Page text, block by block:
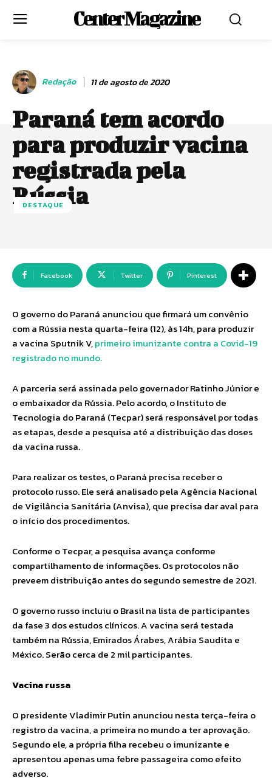
Center Magazine
Redação 11 de agosto de 2020
Paraná tem acordo
para produzir vacina
registrada pela
Rússia
DESTAQUE
Facebook Twitter Pinterest
O governo do Paraná anunciou que firmará um convênio
com a Rússia nesta quarta-feira (12), às 14h, para produzir
a vacina Sputnik V,primeiro imunizante contra a Covid-19
registrado no mundo.
A parceria será assinada pelo governador Ratinho Júnior e
o embaixador da Rússia. Pelo acordo, o Instituto de
Tecnologia do Paraná (Tecpar) será responsável por todas
as etapas, desde a pesquisa até a distribuição das doses
da vacina russa.
Para realizar os testes, o Paraná precisa receber o
protocolo russo. Ele será analisado pela Agência Nacional
de Vigilância Sanitária (Anvisa), que precisa dar aval para
o início dos procedimentos.
Conforme o Tecpar, a pesquisa avança conforme
compartilhamento de informações. Os protocolos não
preveem distribuição antes do segundo semestre de 2021.
O governo russo incluiu o Brasil na lista de participantes
da fase 3 dos estudos clínicos. A vacina será testada
também na Rússia, Emirados Árabes, Arábia Saudita e
México. Serão cerca de 2 mil participantes.
Vacina russa
O presidente Vladimir Putin anunciou nesta terça-feira o
registro da vacina, a primeira no mundo a ter aprovação.
Segundo ele, a própria filha recebeu o imunizante e
apresentou apenas uma febre passageira como efeito
adverso.